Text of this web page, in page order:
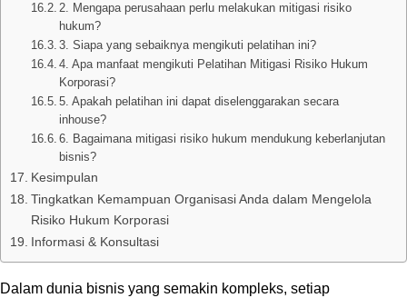
2. Mengapa perusahaan perlu melakukan mitigasi risiko
hukum?
3. Siapa yang sebaiknya mengikuti pelatihan ini?
4. Apa manfaat mengikuti Pelatihan Mitigasi Risiko Hukum
Korporasi?
5. Apakah pelatihan ini dapat diselenggarakan secara
inhouse?
6. Bagaimana mitigasi risiko hukum mendukung keberlanjutan
bisnis?
Kesimpulan
Tingkatkan Kemampuan Organisasi Anda dalam Mengelola
Risiko Hukum Korporasi
Informasi & Konsultasi
Dalam dunia bisnis yang semakin kompleks, setiap